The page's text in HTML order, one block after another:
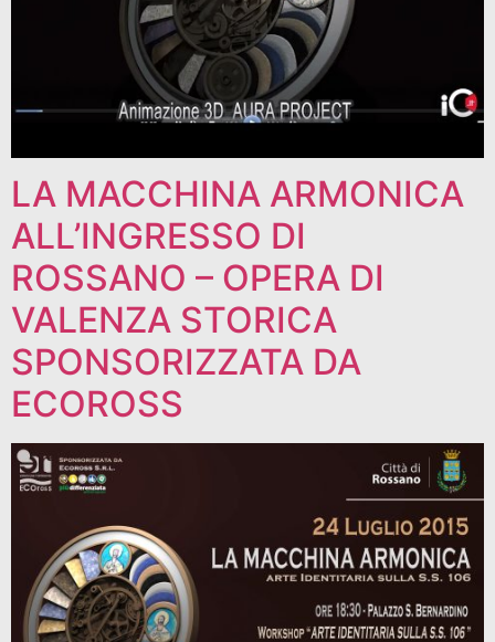
LA MACCHINA ARMONICA
ALL’INGRESSO DI
ROSSANO – OPERA DI
VALENZA STORICA
SPONSORIZZATA DA
ECOROSS